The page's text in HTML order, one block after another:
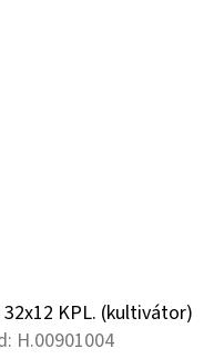
KPL. (kultivátor)
H.00901004